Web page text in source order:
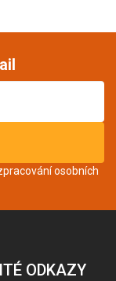
osobních
ODKAZY